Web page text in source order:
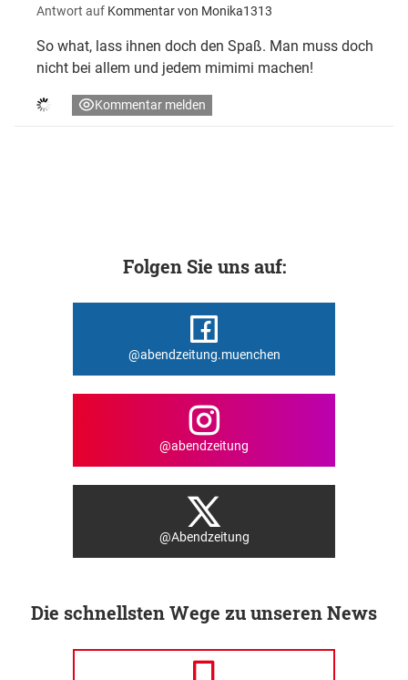
Antwort auf Kommentar von Monika1313
So what, lass ihnen doch den Spaß. Man muss doch
nicht bei allem und jedem mimimi machen!
Kommentar melden
Folgen Sie uns auf:
@abendzeitung.muenchen
@abendzeitung
@Abendzeitung
Die schnellsten Wege zu unseren News